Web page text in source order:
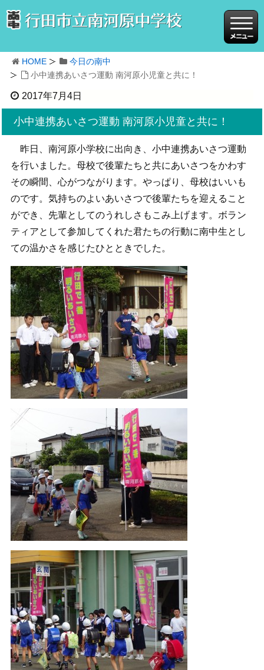
HOME
今日の南中
小中連携あいさつ運動 南河原小児童と共に！
2017年7月4日
小中連携あいさつ運動 南河原小児童と共に！
昨日、南河原小学校に出向き、小中連携あいさつ運動
を行いました。母校で後輩たちと共にあいさつをかわす
その瞬間、心がつながります。やっぱり、母校はいいも
のです。気持ちのよいあいさつで後輩たちを迎えること
ができ、先輩としてのうれしさもこみ上げます。ボラン
ティアとして参加してくれた君たちの行動に南中生とし
ての温かさを感じたひとときでした。